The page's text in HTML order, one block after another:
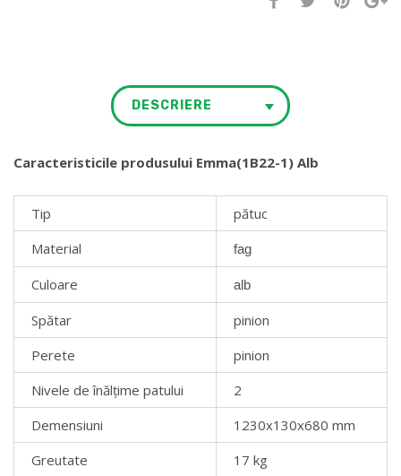
DESCRIERE
Caracteristicile produsului Emma(1В22-1) Alb
Tip
pătuc
Material
fag
Culoare alb
Spătar
pinion
Perete
pinion
Nivele de înălțime patului
2
Demensiuni
1230x130x680 mm
Greutate
17 kg